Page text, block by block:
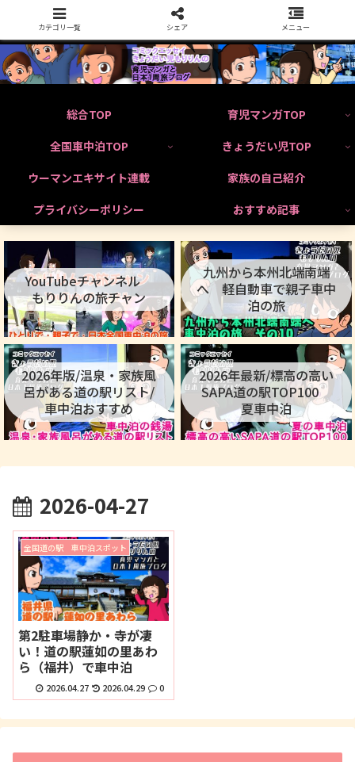
総合TOP
育児マンガTOP
全国車中泊TOP
きょうだい児TOP
ウーマンエキサイト連載
家族の自己紹介
プライバシーポリシー
おすすめ記事
YouTubeチャンネル
もりりんの旅チャン
九州から本州北端南端
へ 軽自動車で親子車中
泊の旅
2026年版/温泉・家族風
呂がある道の駅リスト/
車中泊おすすめ
2026年最新/標高の高い
SAPA道の駅TOP100
夏車中泊
2026-04-27
全国道の駅 車中泊スポット
第2駐車場静か・寺が凄
い！道の駅蓮如の里あわ
ら（福井）で車中泊
2026.04.27 2026.04.29 0
カテゴリ一覧 シェア メニュー